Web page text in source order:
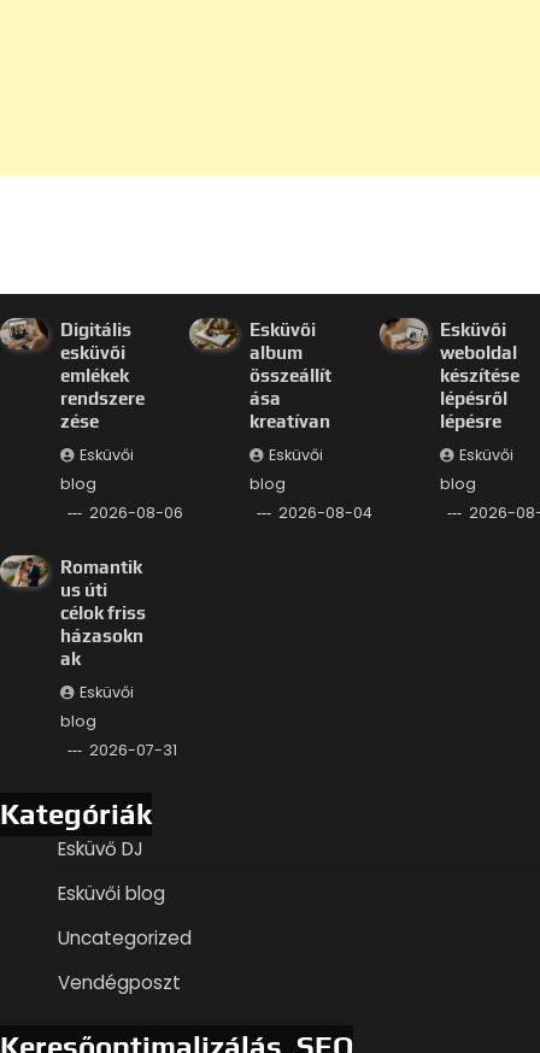
Digitális
esküvői
emlékek
rendszere
zése
Esküvői
blog
2026-08-06
Esküvői
album
összeállít
ása
kreatívan
Esküvői
blog
2026-08-04
Esküvői
weboldal
készítése
lépésről
lépésre
Esküvői
blog
2026-
Romantik
us úti
célok friss
házasokn
ak
Esküvői
blog
2026-07-31
Kategóriák
Esküvő DJ
Esküvői blog
Uncategorized
Vendégposzt
Keresőoptimalizálás, SEO